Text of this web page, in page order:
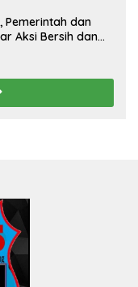
Pemerintah dan
Aksi Bersih dan